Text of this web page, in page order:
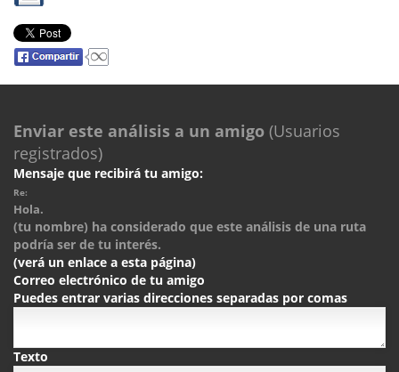
Enviar este análisis a un amigo (Usuarios
registrados)
Mensaje que recibirá tu amigo:
Re:
Hola.
(tu nombre) ha considerado que este análisis de una ruta
podría ser de tu interés.
(verá un enlace a esta página)
Correo electrónico de tu amigo
Puedes entrar varias direcciones separadas por comas
Texto